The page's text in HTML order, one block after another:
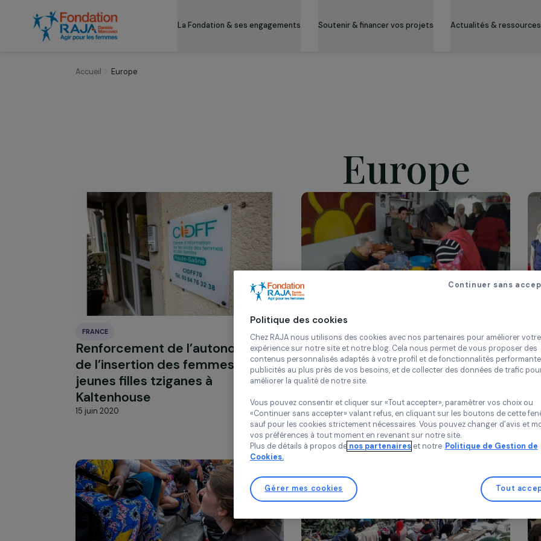
La Fondation & ses engagements Soutenir & financer vos projets
Europe
Europe
FRANCE
Renforcement de l’autonomie et
de l’insertion des femmes et
15 juin 2020
FRANCE
Accompagnement à l’insertion
sociale et à l’accès aux droits
femmes et filles dans les
quartiers prioritaires du Nord
15 juin 2020
Politique des cookies
Chez RAJA nous utilisons des cookies avec nos partenaires pour
expérience sur notre site et notre blog. Cela nous permet de vous
contenus personnalisés adaptés à votre profil et de
publicités au plus près de vos besoins, et de collecter des
améliorer la qualité de notre site.
Vous pouvez consentir et cliquer sur «Tout accepter», paramètrer
«Continuer sans accepter» valant refus, en cliquant sur les
vos préférences à tout moment en revenant sur notre site.
Plus de détails à propos de
et notre
Politique